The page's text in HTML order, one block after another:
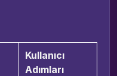
Kullanıcı
Adımları